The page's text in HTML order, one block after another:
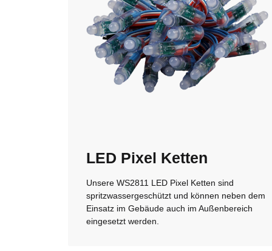
LED Pixel Ketten
Unsere WS2811 LED Pixel Ketten sind
spritzwassergeschützt und können neben dem
Einsatz im Gebäude auch im Außenbereich
eingesetzt werden.